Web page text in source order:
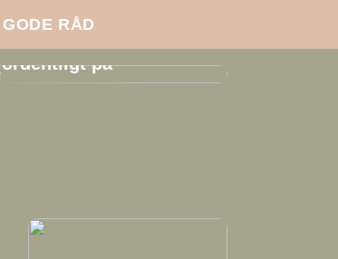
GODE RÅD
Sådan klæder du dig
ordentligt på